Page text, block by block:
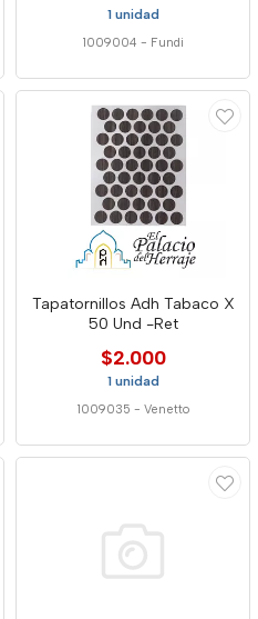
1 unidad
1009004 - Fundi
Tapatornillos Adh Tabaco X
50 Und -Ret
$2.000
1 unidad
1009035 - Venetto